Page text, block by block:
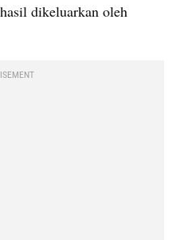
dikeluarkan oleh